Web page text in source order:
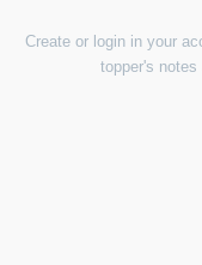
Create or login in your
topper's notes